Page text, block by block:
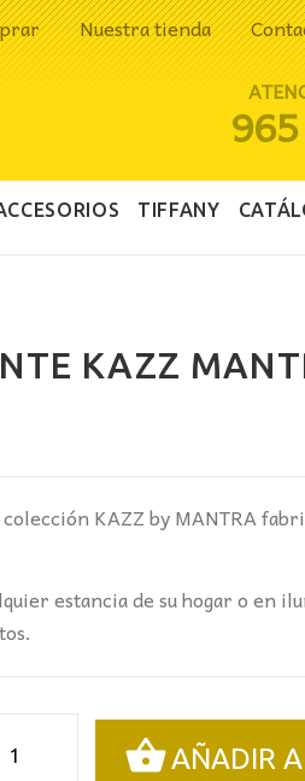
Nuestra tienda
TIFFANY
KAZZ
KAZZ by MANTRA
estancia de su hogar o en
AÑADIR